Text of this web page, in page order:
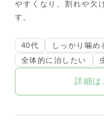
やすくなり、割れや欠
す。
40代
しっかり噛め
全体的に治したい
詳細は